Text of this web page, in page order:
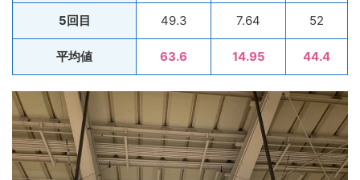
5回目 49.3 7.64 52
平均値 63.6 14.95 44.4